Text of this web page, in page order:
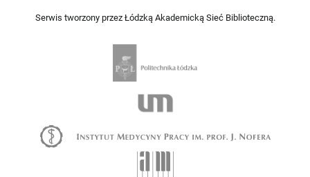
Serwis tworzony przez Łódzką Akademicką Sieć Biblioteczną.